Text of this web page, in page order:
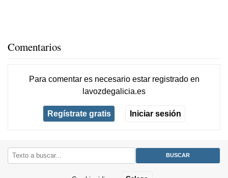
Comentarios
Para comentar es necesario estar registradoen
lavozdegalicia.es
Regístrate gratis Iniciar sesión